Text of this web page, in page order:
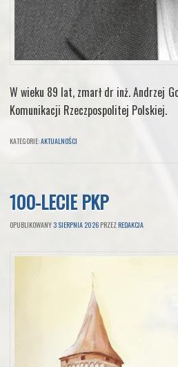
W wieku 89 lat, zmarł dr inż. Andrzej
Komunikacji Rzeczpospolitej Polskiej.
KATEGORIE:AKTUALNOŚCI
100-LECIE PKP
OPUBLIKOWANY 3 SIERPNIA 2026 PRZEZREDAKCJA